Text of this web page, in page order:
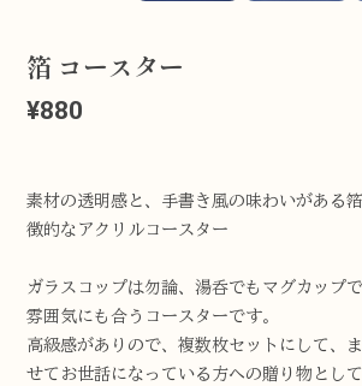
箔 コースター
¥880
素材の透明感と、手書き風の味わいがある
徴的なアクリルコースター
ガラスコップは勿論、湯呑でもマグカップ
雰囲気にも合うコースターです。
高級感がありので、複数枚セットにして、
せてお世話になっている方への贈り物とし